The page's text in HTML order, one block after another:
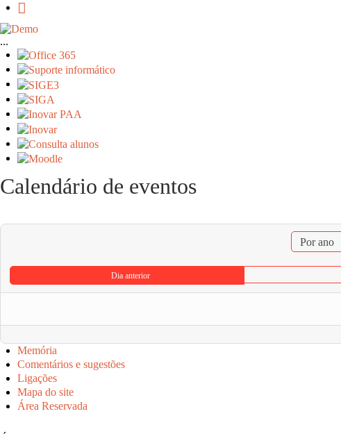
...
Calendário de eventos
Por ano
Dia anterior
Memória
Comentários e sugestões
Ligações
Mapa do site
Área Reservada